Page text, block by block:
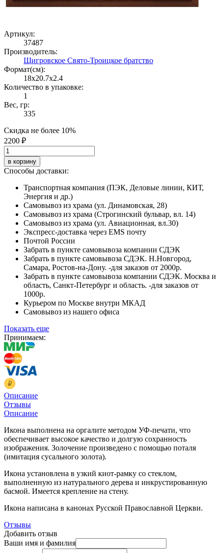
Артикул:
37487
Производитель:
Щигровское Свято-Троицкое братство
Формат(cм):
18x20.7x2.4
Количество в упаковке:
1
Вес, гр:
335
Скидка не более 10%
2200 ₽
в корзину
Способы доставки:
Транспортная компания (ПЭК, Деловые линии, КИТ,
Энергия и др.)
Самовывоз из храма (ул. Динамовская, 28)
Самовывоз из храма (Строгинский бульвар, вл. 14)
Самовывоз из храма (ул. Авиационная, вл.30)
Экспресс-доставка через EMS почту
Почтой России
Забрать в пункте самовывоза компании СДЭК
Забрать в пункте самовывоза СДЭК. Н.Новгород,
Самара, Ростов-на-Дону. -для заказов от 2000р.
Забрать в пункте самовывоза компании СДЭК. Москва и
область, Санкт-Петербург и область. -для заказов от
1000р.
Курьером по Москве внутри МКАД
Самовывоз из нашего офиса
Показать еще
Принимаем:
Описание
Отзывы
Описание
Икона выполнена на оргалите методом УФ-печати, что
обеспечивает высокое качество и долгую сохранность
изображения. Золочение произведено с помощью поталя
(имитация сусального золота).
Икона установлена в узкий киот-рамку со стеклом,
выполненную из натурального дерева и инкрустированную
басмой. Имеется крепление на стену.
Икона написана в канонах Русской Православной Церкви.
Отзывы
Добавить отзыв
Ваши имя и фамилия